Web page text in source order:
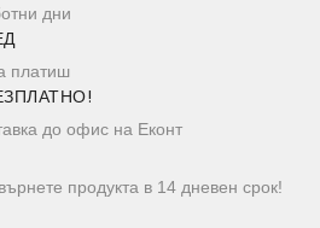
дни
платиш
до офис на Еконт
продукта в 14 дневен срок!